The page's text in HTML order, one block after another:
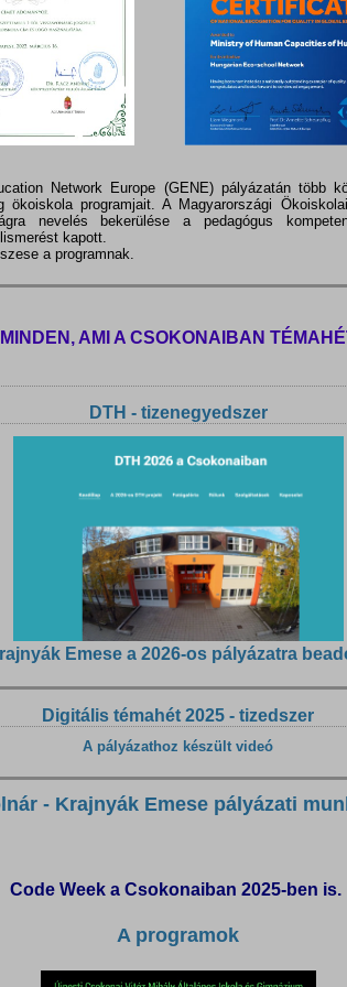
Network Europe (GENE) pályázatán több
ökoiskola programjait. A Magyarországi
nevelés bekerülése a pedagógus
kapott.
a programnak.
MINDEN, AMI A CSOKONAIBAN
DTH - tizenegyedszer
Emese a 2026-os pályázatra
Digitális témahét 2025 - tizedszer
A pályázathoz készült videó
- Krajnyák Emese pályázati
Code Week a Csokonaiban 2025-ben is.
A programok